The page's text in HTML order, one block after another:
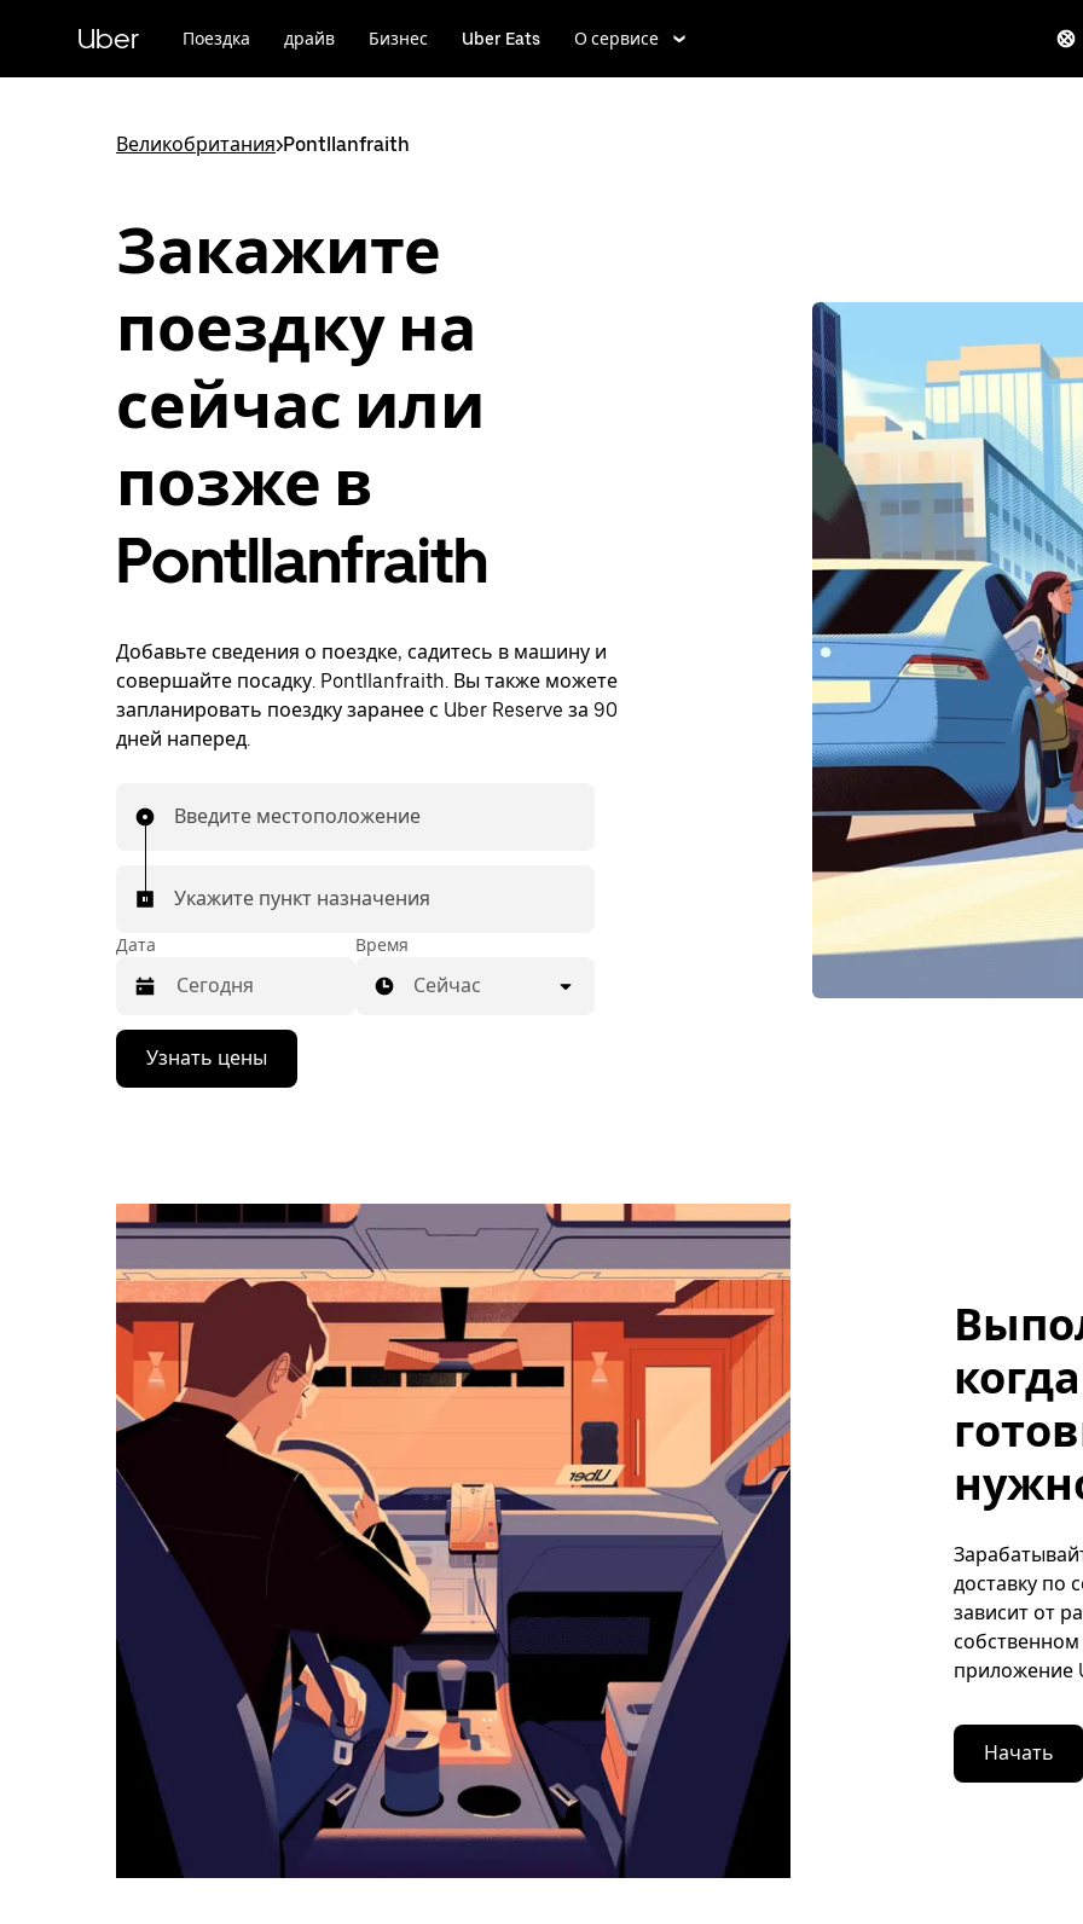
к
Uber Поездка драйв Бизнес Uber Eats О сервисе
Великобритания>Pontllanfraith
Закажите
поездку на
сейчас или
позже в
Pontllanfraith
Добавьте сведения о поездке, садитесь в машину и
совершайте посадку. Pontllanfraith. Вы также можете
запланировать поездку заранее с Uber Reserve за 90
дней наперед.
Введите местоположение
Укажите пункт назначения
Дата
Нажмите
стрелку
вниз,
выбрать
дату.
закрыть
календарь,
нажмите
Esc.
Время
Сейчас
Узнать цены
доставку по
зависит от
приложение
Начать